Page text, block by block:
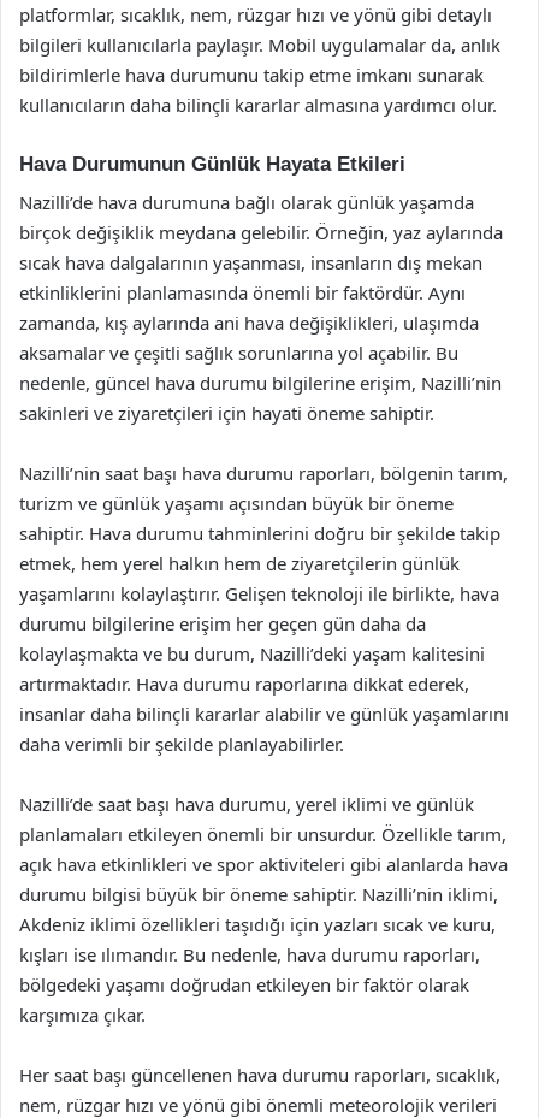
platformlar, sıcaklık, nem, rüzgar hızı ve yönü gibi detaylı
bilgileri kullanıcılarla paylaşır. Mobil uygulamalar da, anlık
bildirimlerle hava durumunu takip etme imkanı sunarak
kullanıcıların daha bilinçli kararlar almasına yardımcı olur.
Hava Durumunun Günlük Hayata Etkileri
Nazilli’de hava durumuna bağlı olarak günlük yaşamda
birçok değişiklik meydana gelebilir. Örneğin, yaz aylarında
sıcak hava dalgalarının yaşanması, insanların dış mekan
etkinliklerini planlamasında önemli bir faktördür. Aynı
zamanda, kış aylarında ani hava değişiklikleri, ulaşımda
aksamalar ve çeşitli sağlık sorunlarına yol açabilir. Bu
nedenle, güncel hava durumu bilgilerine erişim, Nazilli’nin
sakinleri ve ziyaretçileri için hayati öneme sahiptir.
Nazilli’nin saat başı hava durumu raporları, bölgenin tarım,
turizm ve günlük yaşamı açısından büyük bir öneme
sahiptir. Hava durumu tahminlerini doğru bir şekilde takip
etmek, hem yerel halkın hem de ziyaretçilerin günlük
yaşamlarını kolaylaştırır. Gelişen teknoloji ile birlikte, hava
durumu bilgilerine erişim her geçen gün daha da
kolaylaşmakta ve bu durum, Nazilli’deki yaşam kalitesini
artırmaktadır. Hava durumu raporlarına dikkat ederek,
insanlar daha bilinçli kararlar alabilir ve günlük yaşamlarını
daha verimli bir şekilde planlayabilirler.
Nazilli’de saat başı hava durumu, yerel iklimi ve günlük
planlamaları etkileyen önemli bir unsurdur. Özellikle tarım,
açık hava etkinlikleri ve spor aktiviteleri gibi alanlarda hava
durumu bilgisi büyük bir öneme sahiptir. Nazilli’nin iklimi,
Akdeniz iklimi özellikleri taşıdığı için yazları sıcak ve kuru,
kışları ise ılımandır. Bu nedenle, hava durumu raporları,
bölgedeki yaşamı doğrudan etkileyen bir faktör olarak
karşımıza çıkar.
Her saat başı güncellenen hava durumu raporları, sıcaklık,
nem, rüzgar hızı ve yönü gibi önemli meteorolojik verileri